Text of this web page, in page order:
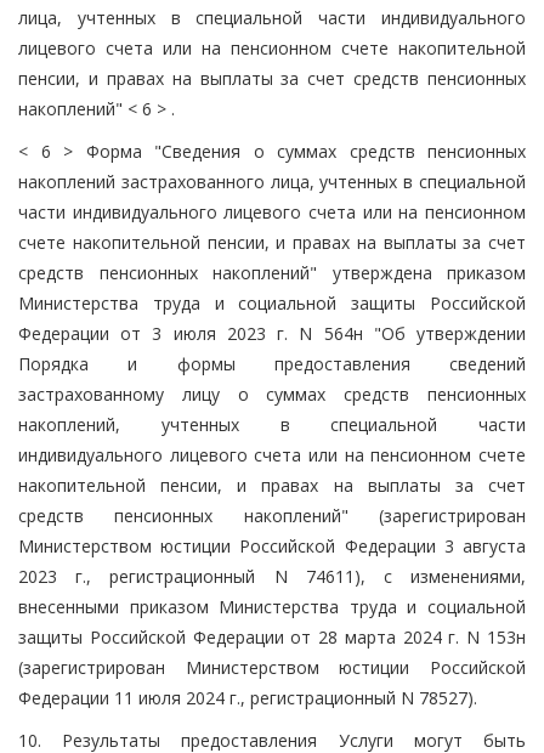
лица, учтенных в специальной части индивидуального
лицевого счета или на пенсионном счете накопительной
пенсии, и правах на выплаты за счет средств пенсионных
накоплений" < 6 > .
< 6 > Форма "Сведения о суммах средств пенсионных
накоплений застрахованного лица, учтенных в специальной
части индивидуального лицевого счета или на пенсионном
счете накопительной пенсии, и правах на выплаты за счет
средств пенсионных накоплений" утверждена приказом
Министерства труда и социальной защиты Российской
Федерации от 3 июля 2023 г. N 564н "Об утверждении
Порядка и формы предоставления сведений
застрахованному лицу о суммах средств пенсионных
накоплений, учтенных в специальной части
индивидуального лицевого счета или на пенсионном счете
накопительной пенсии, и правах на выплаты за счет
средств пенсионных накоплений" (зарегистрирован
Министерством юстиции Российской Федерации 3 августа
2023 г., регистрационный N 74611), с изменениями,
внесенными приказом Министерства труда и социальной
защиты Российской Федерации от 28 марта 2024 г. N 153н
(зарегистрирован Министерством юстиции Российской
Федерации 11 июля 2024 г., регистрационный N 78527).
10. Результаты предоставления Услуги могут быть